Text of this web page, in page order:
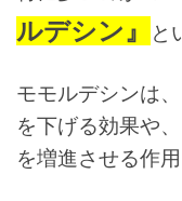
ルデシン』
と
モモルデシンは
を下げる効果や
を増進させる作